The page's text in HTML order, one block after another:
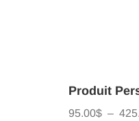
Produit
95.00$ –